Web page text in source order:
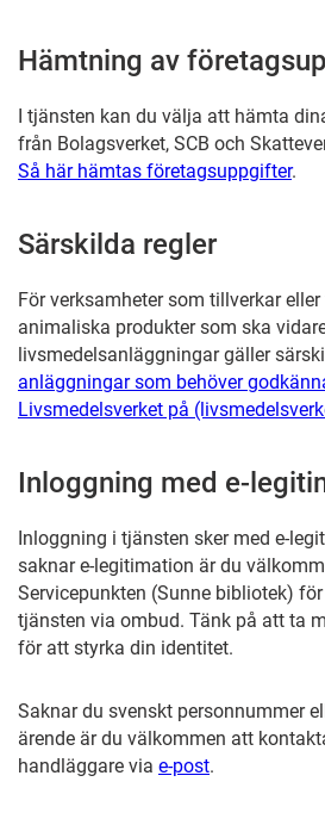
Hämtning av
I tjänsten kan du välja att hämta
från Bolagsverket, SCB och
Så här hämtas företagsuppgifter.
Särskilda regler
För verksamheter som tillverkar
animaliska produkter som ska
livsmedelsanläggningar gäller
anläggningar som behöver
Livsmedelsverket på
Inloggning med e-
Inloggning i tjänsten sker med e-
saknar e-legitimation är du
Servicepunkten (Sunne bibliotek)
tjänsten via ombud. Tänk på att ta
för att styrka din identitet.
Saknar du svenskt personnummer
ärende är du välkommen att
handläggare via e-post.